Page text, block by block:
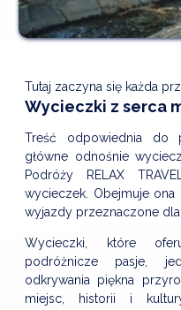
Tutaj zaczyna się każda
Wycieczki z serca
Treść odpowiednia do
główne odnośnie
Podróży RELAX
wycieczek. Obejmuje
wyjazdy przeznaczone dla
Wycieczki, które
podróżnicze pasje,
odkrywania piękna
miejsc, historii i